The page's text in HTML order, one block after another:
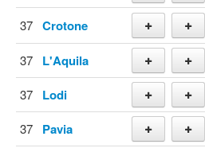
Add Add
37 Crotone
Add Add
37 L'Aquila
Add Add
37 Lodi
Add Add
37 Pavia